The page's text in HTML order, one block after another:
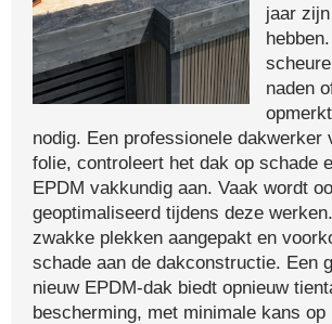
jaar
naden
nodig. Een professionele dakwerker
folie, controleert het dak op schade
EPDM vakkundig aan. Vaak wordt
geoptimaliseerd tijdens deze
zwakke plekken aangepakt en
schade aan de dakconstructie. Een
nieuw EPDM-dak biedt opnieuw
bescherming, met minimale kans op